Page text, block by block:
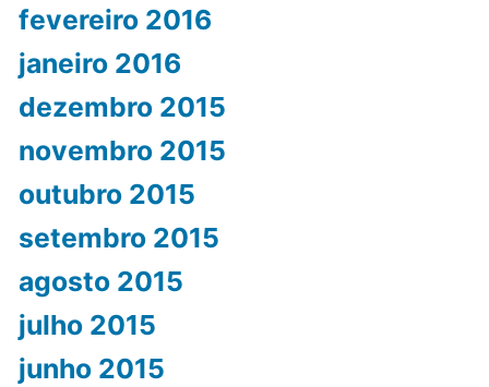
fevereiro 2016
janeiro 2016
dezembro 2015
novembro 2015
outubro 2015
setembro 2015
agosto 2015
julho 2015
junho 2015